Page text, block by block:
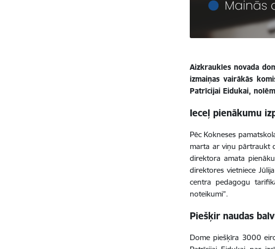
Aizkraukles novada
izmaiņas vairākās
Patrīcijai Eidukai,
Ieceļ pienākumu
Pēc Kokneses
marta ar viņu pārtraukt
direktora amata
direktores vietniece
centra pedagogu
noteikumi”.
Piešķir naudas
Dome piešķīra 3000